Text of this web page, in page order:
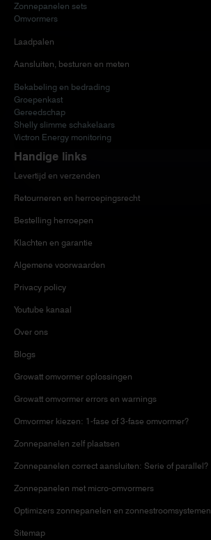
Zonnepanelen sets
Omvormers
Laadpalen
Aansluiten, besturen en meten
Bekabeling en bedrading
Groepenkast
Gereedschap
Shelly slimme schakelaars
Victron Energy monitoring
Handige links
Levertijd en verzenden
Retourneren en herroepingsrecht
Bestelling herroepen
Klachten en garantie
Algemene voorwaarden
Privacy policy
Youtube kanaal
Over ons
Blogs
Growatt omvormer oplossingen
Growatt omvormer errors en warnings
Omvormer kiezen: 1-fase of 3-fase omvormer?
Zonnepanelen zelf plaatsen
Zonnepanelen correct aansluiten: Serie of parallel?
Zonnepanelen met micro-omvormers
Optimizers zonnepanelen en zonnestroomsystemen
Sitemap